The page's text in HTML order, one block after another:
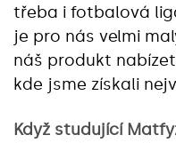
třeba i fotbalová
je pro nás velmi
náš produkt
kde jsme získali
Když studující